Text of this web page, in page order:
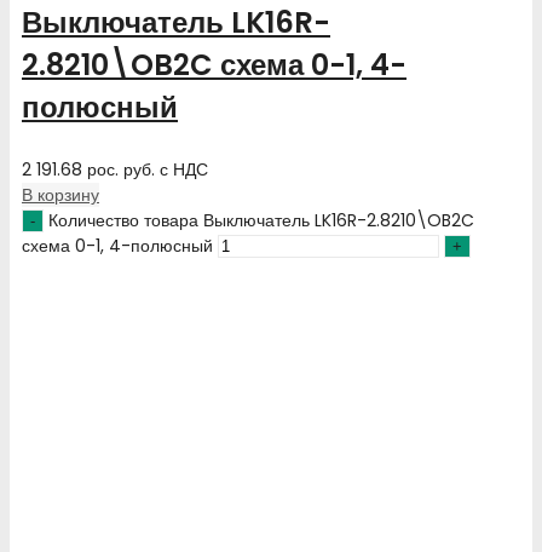
Выключатель LK16R-
2.8210\OB2C схема 0-1, 4-
полюсный
2 191.68 рос. руб. с НДС
В корзину
Количество товара Выключатель LK16R-2.8210\OB2C
схема 0-1, 4-полюсный